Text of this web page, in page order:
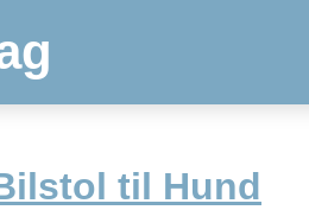
til Hund